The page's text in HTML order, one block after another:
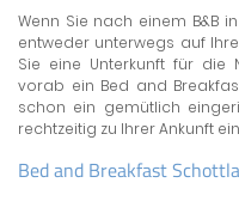
Wenn Sie nach einem B&B
entweder unterwegs auf
Sie eine Unterkunft für die
vorab ein Bed and
schon ein gemütlich
rechtzeitig zu Ihrer Ankunft
Bed and Breakfast